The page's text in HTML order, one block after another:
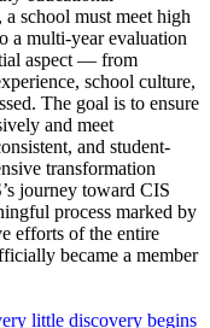
school must meet high
a multi-year evaluation
aspect — from
school culture,
The goal is to ensure
and meet
and student-
transformation
journey toward CIS
process marked by
efforts of the entire
became a member